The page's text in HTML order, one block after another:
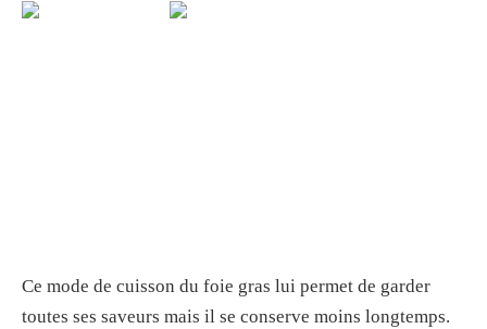
Ce mode de cuisson du foie gras lui permet de garder
toutes ses saveurs mais il se conserve moins longtemps.